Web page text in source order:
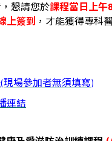
懇請您於課程當日上午
上簽到 ，才能獲得專科
(現場參加者無須填寫)
連結